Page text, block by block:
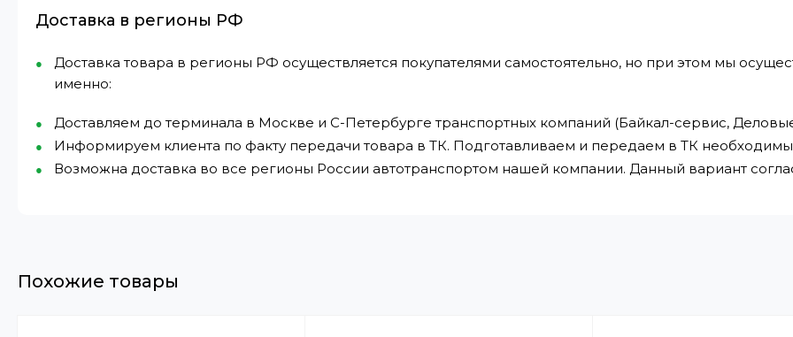
Доставка в регионы РФ
Доставка товара в регионы РФ осуществляется покупателями самостоятельно, но при этом мы
именно:
Доставляем до терминала в Москве и С-Петербурге транспортных компаний (Байкал-сервис,
Информируем клиента по факту передачи товара в ТК. Подготавливаем и передаем в ТК
Возможна доставка во все регионы России автотранспортом нашей компании. Данный вариант
Похожие товары